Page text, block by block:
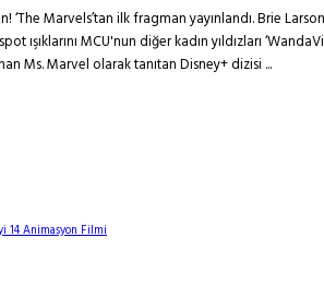
‘The Marvels’tan ilk fragman yayınlandı. Brie
ışıklarını MCU'nun diğer kadın yıldızları
Ms. Marvel olarak tanıtan Disney+ dizisi ...
14 Animasyon Filmi